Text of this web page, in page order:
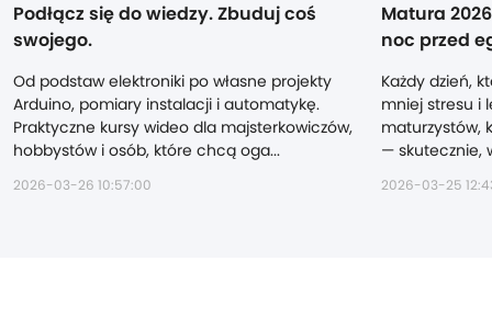
Podłącz się do wiedzy. Zbuduj coś
swojego.
Od podstaw elektroniki po własne projekty
Arduino, pomiary instalacji i automatykę.
Praktyczne kursy wideo dla majsterkowiczów,
hobbystów i osób, które chcą oga...
2026-03-26 10:57:00
Matura
noc przed
Każdy dzień,
mniej stresu i
maturzystów,
— skutecznie,
2026-03-25